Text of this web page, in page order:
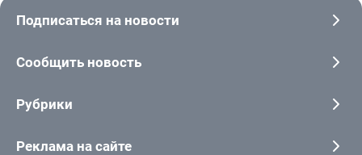
Подписаться на новости
Сообщить новость
Рубрики
Реклама на сайте